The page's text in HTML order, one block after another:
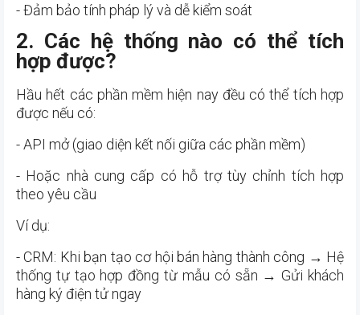
- Đảm bảo tính pháp lý và dễ kiểm soát
2. Các hệ thống nào có thể tích
hợp được?
Hầu hết các phần mềm hiện nay đều có thể tích hợp
được nếu có:
- API mở (giao diện kết nối giữa các phần mềm)
- Hoặc nhà cung cấp có hỗ trợ tùy chỉnh tích hợp
theo yêu cầu
Ví dụ:
- CRM: Khi bạn tạo cơ hội bán hàng thành công → Hệ
thống tự tạo hợp đồng từ mẫu có sẵn → Gửi khách
hàng ký điện tử ngay